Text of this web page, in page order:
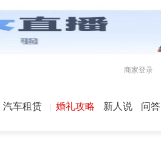
商家登录
汽车租赁 婚礼攻略 新人说 问答